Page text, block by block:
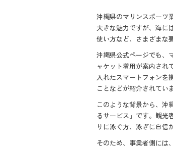
沖縄県のマリンスポーツ
大きな魅力ですが、海に
使い方など、さまざまな
沖縄県公式ページでも、
ャケット着用が案内され
入れたスマートフォンを
ことなどが紹介されてい
このような背景から、沖
るサービス」です。観光
りに泳ぐ方、泳ぎに自信
そのため、事業者側には